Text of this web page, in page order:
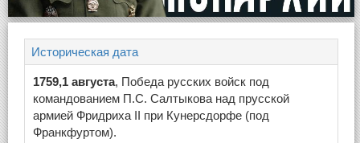
Историческая дата
1759,1 августа, Победа русских войск под
командованием П.С. Салтыкова над прусской
армией Фридриха II при Кунерсдорфе (под
Франкфуртом).